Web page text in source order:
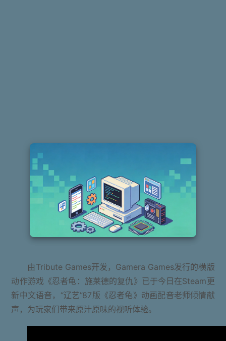
由Tribute Games开发，Gamera Games发行的横版
动作游戏《忍者龟：施莱德的复仇》已于今日在Steam更
新中文语音，“辽艺”87版《忍者龟》动画配音老师倾情献
声，为玩家们带来原汁原味的视听体验。